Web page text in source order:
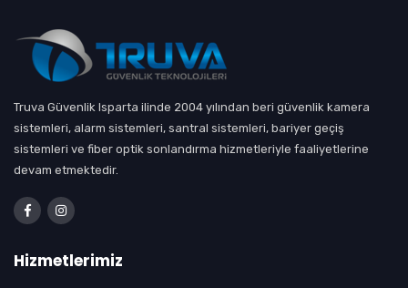
Truva Güvenlik Isparta ilinde 2004 yılından beri güvenlik kamera
sistemleri, alarm sistemleri, santral sistemleri, bariyer geçiş
sistemleri ve fiber optik sonlandırma hizmetleriyle faaliyetlerine
devam etmektedir.
Hizmetlerimiz